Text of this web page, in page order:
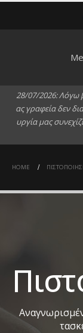
28/07/2026:Λόγω
ας γραφεία δεν δια
υργία μας συνεχίζ
HOME
Αναγνωρισμέ
τασκ